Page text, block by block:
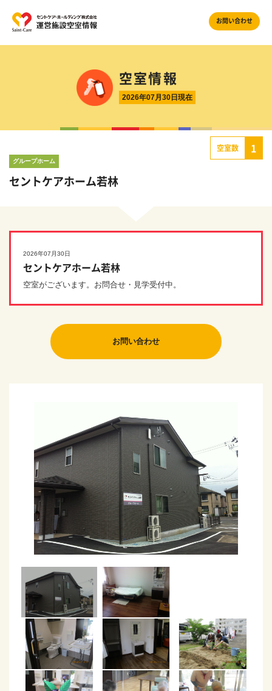
お問い合わせ
空室情報
2026年07月30日現在
グループホーム
セントケアホーム若林
空室数 1
2026年07月30日
セントケアホーム若林
空室がございます。お問合せ・見学受付中。
お問い合わせ